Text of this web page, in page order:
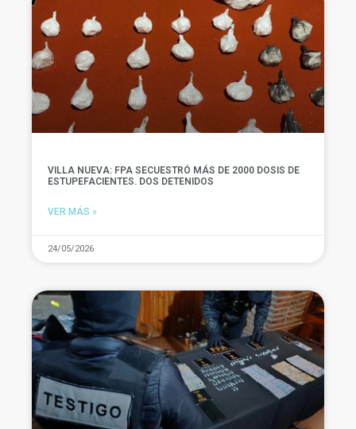
VILLA NUEVA: FPA SECUESTRÓ MÁS DE 2000 DOSIS DE
ESTUPEFACIENTES. DOS DETENIDOS
VER MÁS »
24/05/2026